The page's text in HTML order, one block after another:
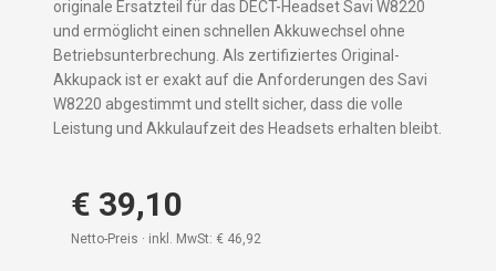
originale Ersatzteil für das DECT-Headset Savi W8220
und ermöglicht einen schnellen Akkuwechsel ohne
Betriebsunterbrechung. Als zertifiziertes Original-
Akkupack ist er exakt auf die Anforderungen des Savi
W8220 abgestimmt und stellt sicher, dass die volle
Leistung und Akkulaufzeit des Headsets erhalten bleibt.
€ 39,10
Netto-Preis · inkl. MwSt: € 46,92